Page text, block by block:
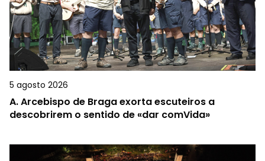
5 agosto 2026
A.Arcebispo de Braga exorta escuteiros a
descobrirem o sentido de «dar comVida»